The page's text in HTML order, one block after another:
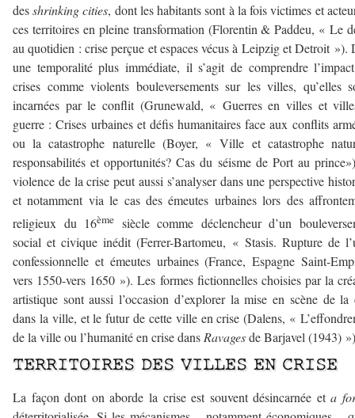
desshrinking cities, dont les habitants sont à la fois victimes et
ces territoires en pleine transformation (Florentin & Paddeu, « Le
au quotidien : crise perçue et espaces vécus à Leipzig et Detroit »).
une temporalité plus immédiate, il s’agit de comprendre
crises comme violents bouleversements sur les villes, qu’elles
incarnées par le conflit (Grunewald, « Guerres en villes et
guerre : Crises urbaines et défis humanitaires face aux conflits
ou la catastrophe naturelle (Boyer, « Ville et catastrophe
responsabilités et opportunités? Cas du séisme de Port au
violence de la crise peut aussi s’analyser dans une perspective
et notamment via le cas des émeutes urbaines lors des
religieux du 16ème siècle comme déclencheur d’un
social et civique inédit (Ferrer-Bartomeu, « Stasis. Rupture de
confessionnelle et émeutes urbaines (France, Espagne Saint-
vers 1550-vers 1650 »). Les formes fictionnelles choisies par la
artistique sont aussi l’occasion d’explorer la mise en scène de la
dans la ville, et le futur de cette ville en crise (Dalens, «
de la ville ou l’humanité en crise dans Ravagesde Barjavel (1943)
TERRITOIRES DES VILLES EN CRISE
La façon dont on aborde la crise est souvent désincarnée eta